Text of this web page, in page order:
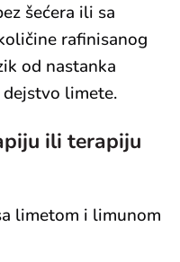
šećera ili sa
rafinisanog
od nastanka
dejstvo limete.
ili terapiju
limetom i limunom